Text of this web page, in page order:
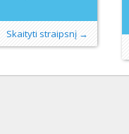
Skaityti straipsnį →